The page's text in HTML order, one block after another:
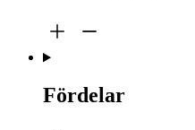
Fördelar